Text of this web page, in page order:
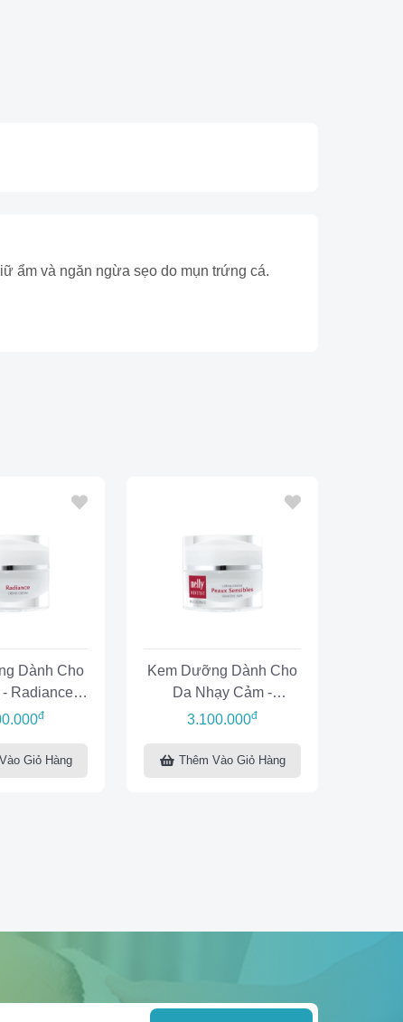
ẩm và ngăn ngừa sẹo do mụn trứng cá.
Dành Cho
- Radiance
đ
Giỏ Hàng
Kem Dưỡng Dành Cho
Da Nhạy Cảm -
Sensitive Skin Cream
3.100.000đ
Thêm Vào Giỏ Hàng